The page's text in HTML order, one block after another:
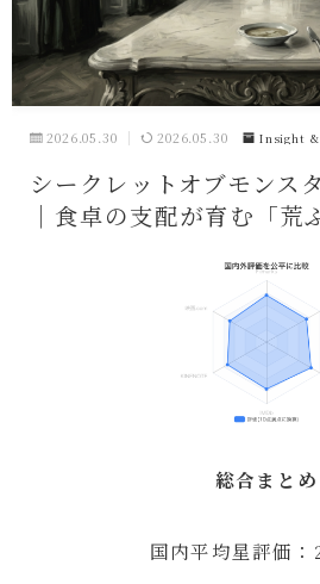
2026.05.30 2026.05.30 Insight &
シークレットオブモンス
｜食卓の支配が育む「荒
総合まとめ
国内平均星評価